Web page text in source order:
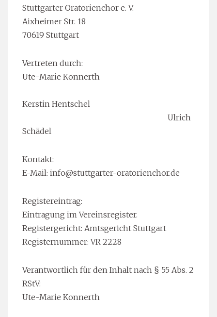
Stuttgarter Oratorienchor e. V.
Aixheimer Str. 18
70619 Stuttgart
Vertreten durch:
Ute-Marie Konnerth
Kerstin Hentschel
Ulrich
Schädel
Kontakt:
E-Mail: info@stuttgarter-oratorienchor.de
Registereintrag:
Eintragung im Vereinsregister.
Registergericht: Amtsgericht Stuttgart
Registernummer: VR 2228
Verantwortlich für den Inhalt nach § 55 Abs. 2
RStV:
Ute-Marie Konnerth